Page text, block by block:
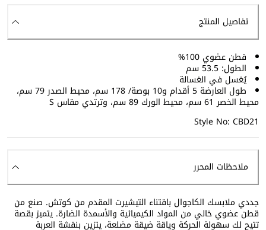
تفاصيل المنتج
قطن عضوي 100%
الطول: 53.5 سم
يُغسل في الغسالة
طول العارضة 5 أقدام و10 بوصة/ 178 سم، محيط الصدر 79 سم،
محيط الخصر 61 سم، محيط الورك 89 سم، وترتدي مقاس S
Style No: CBD21
ملاحظات المحرر
جددي ملابسك الكاجوال باقتناء التيشيرت المقدم من كوتش. صنع من
قطن عضوي خالي من المواد الكيميائية والأسمدة الضارة. يتميز بقصة
تتيح لك سهولة الحركة وياقة ضيقة مضلعة، يتزين بنقشة العربة